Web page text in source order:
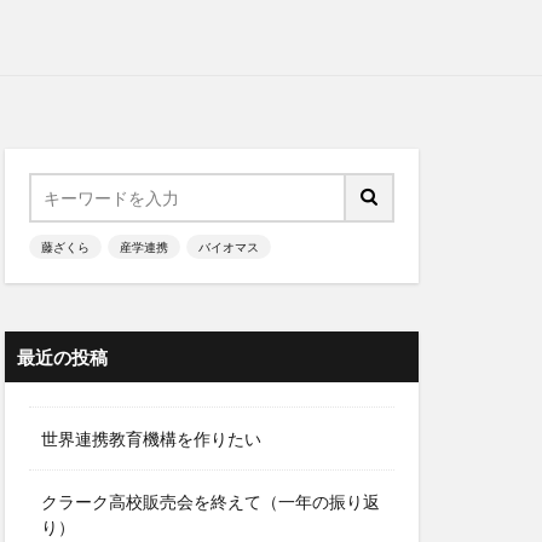
藤ざくら 産学連携 バイオマス
最近の投稿
世界連携教育機構を作りたい
クラーク高校販売会を終えて（一年の振り返
り）